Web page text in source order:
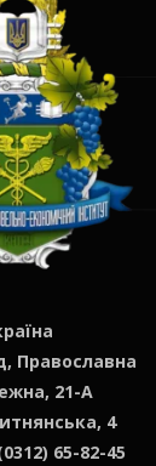
Православна
21-А
4
65-82-45